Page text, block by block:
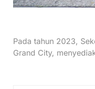
Pada tahun 2023,
Grand City,